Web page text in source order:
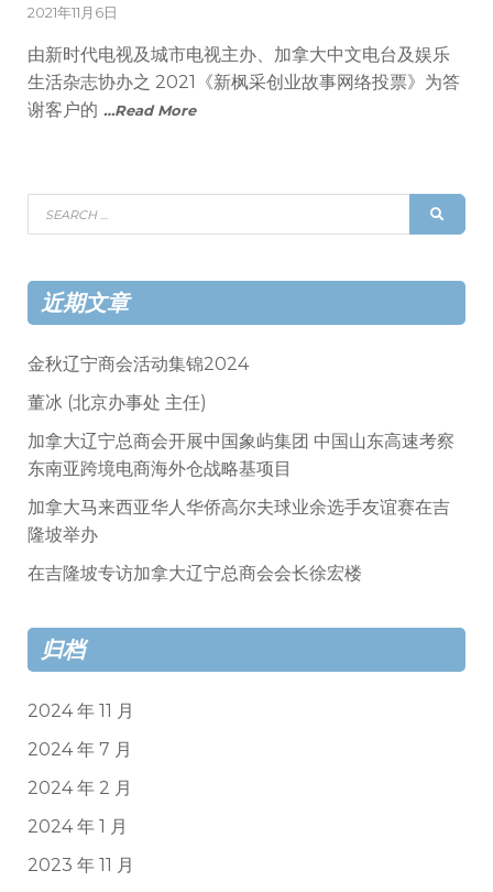
Posted
2021年11月6日
由新时代电视及城市电视主办、加拿大中文电台及娱乐
生活杂志协办之 2021《新枫采创业故事网络投票》为答
谢客户的 …Read More
Search
for:
近期文章
金秋辽宁商会活动集锦2024
董冰 (北京办事处 主任)
加拿大辽宁总商会开展中国象屿集团 中国山东高速考察
东南亚跨境电商海外仓战略基项目
加拿大马来西亚华人华侨高尔夫球业余选手友谊赛在吉
隆坡举办
在吉隆坡专访加拿大辽宁总商会会长徐宏楼
归档
2024 年 11 月
2024 年 7 月
2024 年 2 月
2024 年 1 月
2023 年 11 月